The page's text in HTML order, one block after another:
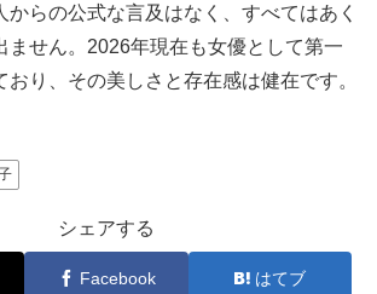
からの公式な言及はなく、すべてはあく
ません。2026年現在も女優として第一
り、その美しさと存在感は健在です。
シェアする
Facebook はてブ